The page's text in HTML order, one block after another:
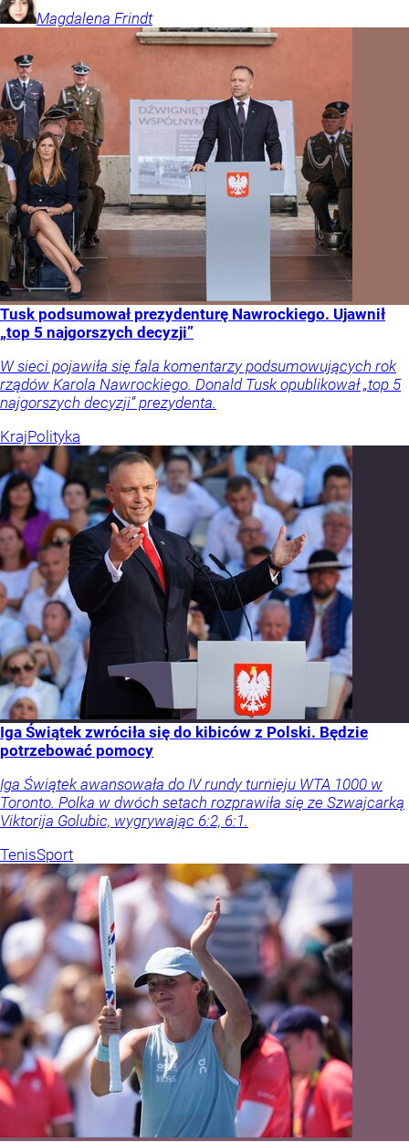
Magdalena Frindt
Tusk podsumował prezydenturę Nawrockiego. Ujawnił
„top 5 najgorszych decyzji”
W sieci pojawiła się fala komentarzy podsumowujących rok
rządów Karola Nawrockiego. Donald Tusk opublikował „top 5
najgorszych decyzji” prezydenta.
KrajPolityka
Iga Świątek zwróciła się do kibiców z Polski. Będzie
potrzebować pomocy
Iga Świątek awansowała do IV rundy turnieju WTA 1000 w
Toronto. Polka w dwóch setach rozprawiła się ze Szwajcarką
Viktorija Golubic, wygrywając 6:2, 6:1.
TenisSport